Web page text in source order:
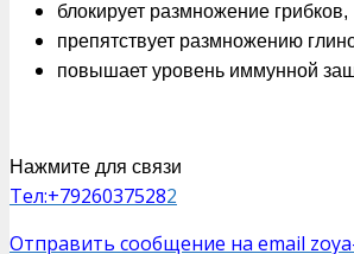
блокирует размножение грибков,
препятствует размножению
повышает уровень иммунной
Нажмите для связи
Тел:+79260375282
Отправить сообщение на email